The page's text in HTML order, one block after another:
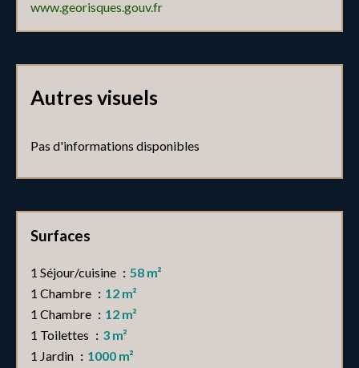
www.georisques.gouv.fr
Autres visuels
Pas d'informations disponibles
Surfaces
1 Séjour/cuisine
58 m²
1 Chambre
12 m²
1 Chambre
12 m²
1 Toilettes
3 m²
1 Jardin
1000 m²